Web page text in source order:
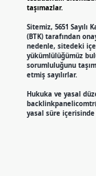
taşımazlar.
Sitemiz, 5651
(BTK) tarafından
nedenle, sitedeki
yükümlülüğümüz
sorumluluğunu
etmiş sayılırlar.
Hukuka ve yasal
yasal süre içerisinde